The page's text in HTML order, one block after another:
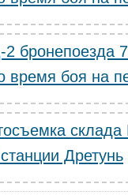
бронепоезда
время боя на
Дретунь